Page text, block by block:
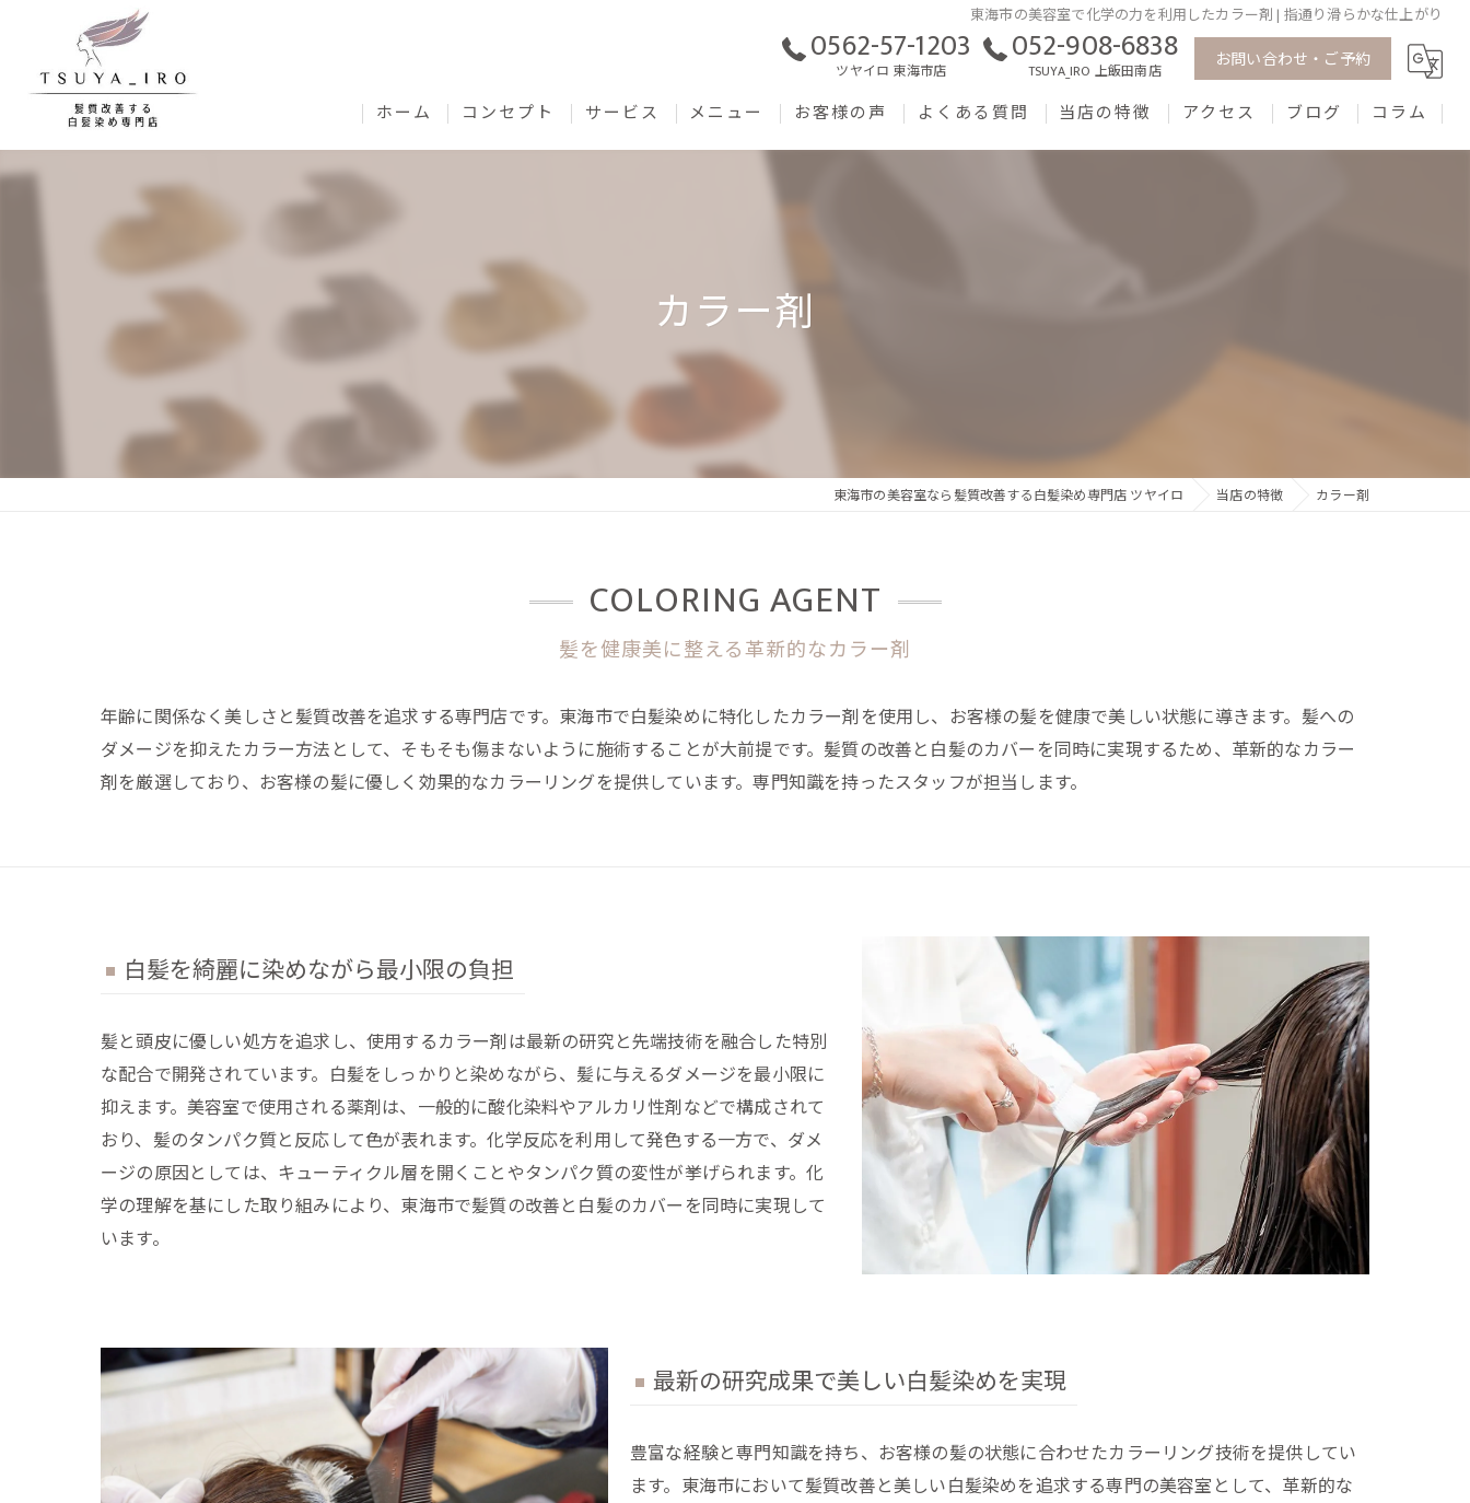
東海市の美容室で化学の力を利用したカラー剤 | 指通り滑らかな仕上がり
0562-57-1203
ツヤイロ 東海市店
052-908-6838
TSUYA_IRO 上飯田南店 お問い合わせ・ご予約
ホーム コンセプト サービス メニュー お客様の声 よくある質問 当店の特徴 アクセス ブログ コラム
カラー剤
東海市の美容室なら髪質改善する白髪染め専門店 ツヤイロ 当店の特徴 カラー剤
髪を健康美に整える革新的なカラー剤
COLORING AGENT
年齢に関係なく美しさと髪質改善を追求する専門店です。東海市で白髪染めに特化したカラー剤を使用し、お客様の髪を健康で美しい状態に導きます。髪への
ダメージを抑えたカラー方法として、そもそも傷まないように施術することが大前提です。髪質の改善と白髪のカバーを同時に実現するため、革新的なカラー
剤を厳選しており、お客様の髪に優しく効果的なカラーリングを提供しています。専門知識を持ったスタッフが担当します。
白髪を綺麗に染めながら最小限の負担
髪と頭皮に優しい処方を追求し、使用するカラー剤は最新の研究と先端技術を融合した特別
な配合で開発されています。白髪をしっかりと染めながら、髪に与えるダメージを最小限に
抑えます。美容室で使用される薬剤は、一般的に酸化染料やアルカリ性剤などで構成されて
おり、髪のタンパク質と反応して色が表れます。化学反応を利用して発色する一方で、ダメ
ージの原因としては、キューティクル層を開くことやタンパク質の変性が挙げられます。化
学の理解を基にした取り組みにより、東海市で髪質の改善と白髪のカバーを同時に実現して
います。
最新の研究成果で美しい白髪染めを実現
豊富な経験と専門知識を持ち、お客様の髪の状態に合わせたカラーリング技術を提供してい
ます。東海市において髪質改善と美しい白髪染めを追求する専門の美容室として、革新的な